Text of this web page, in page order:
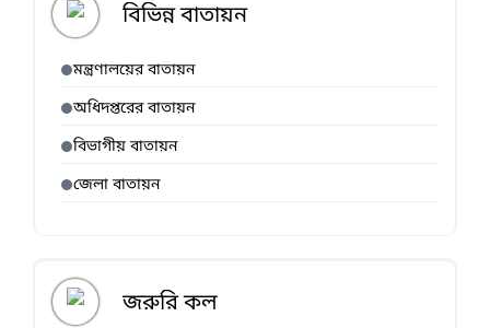
বিভিন্ন বাতায়ন
মন্ত্রণালয়ের বাতায়ন
অধিদপ্তরের বাতায়ন
বিভাগীয় বাতায়ন
জেলা বাতায়ন
জরুরি কল